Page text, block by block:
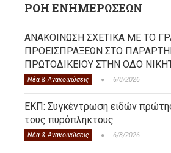
ΡΟΗ ΕΝΗΜΕΡΩΣΕΩΝ
ΑΝΑΚΟΙΝΩΣΗ ΣΧΕΤΙΚΑ ΜΕ ΤΟ
ΠΡΟΕΙΣΠΡΑΞΕΩΝ ΣΤΟ
ΠΡΩΤΟΔΙΚΕΙΟΥ ΣΤΗΝ ΟΔΟ
Νέα & Ανακοινώσεις 6/8/2026
ΕΚΠ: Συγκέντρωση ειδών
τους πυρόπληκτους
Νέα & Ανακοινώσεις 6/8/2026